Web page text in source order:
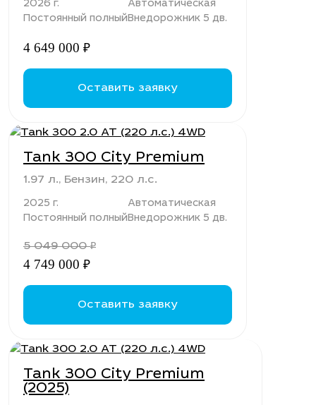
2026 г.
Постоянный полный
Автоматическая
Внедорожник 5 дв.
4 649 000 ₽
Оставить заявку
Tank 300 City Premium
1.97 л., Бензин, 220 л.с.
2025 г.
Постоянный полный
Автоматическая
Внедорожник 5 дв.
5 049 000₽
4 749 000 ₽
Оставить заявку
Tank 300 City Premium
(2025)